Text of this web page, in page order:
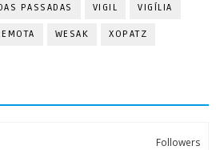
PASSADAS VIGIL VIGÍLIA
WESAK XOPATZ
Followers